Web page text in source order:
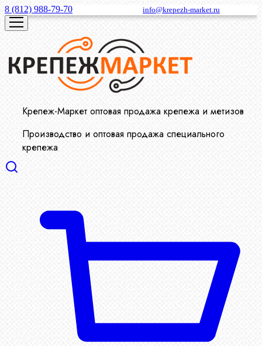
8 (812) 988-79-70 info@krepezh-market.ru
Крепеж-Маркет оптовая продажа крепежа и метизов
Производство и оптовая продажа специального
крепежа